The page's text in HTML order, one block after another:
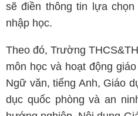
sẽ điền thông tin lựa
nhập học.
Theo đó, Trường
môn học và hoạt động
Ngữ văn, tiếng Anh, Giáo
dục quốc phòng và an